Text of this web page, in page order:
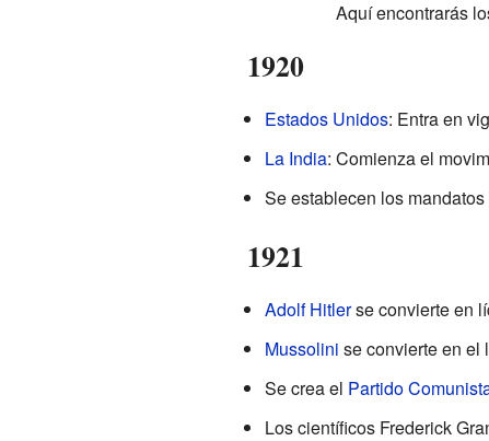
Aquí encontrarás
1920
Estados Unidos: Entra en
La India: Comienza el
Se establecen los
1921
Adolf Hitlerse convierte en
Mussolini se convierte en el
Se crea el Partido
Los científicos Frederick